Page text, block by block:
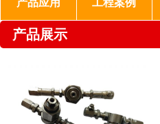
产品应用 工程案例
产品展示